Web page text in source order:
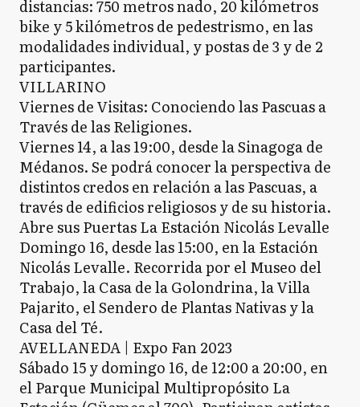
distancias: 750 metros nado, 20 kilómetros
bike y 5 kilómetros de pedestrismo, en las
modalidades individual, y postas de 3 y de 2
participantes.
VILLARINO
Viernes de Visitas: Conociendo las Pascuas a
Través de las Religiones.
Viernes 14, a las 19:00, desde la Sinagoga de
Médanos. Se podrá conocer la perspectiva de
distintos credos en relación a las Pascuas, a
través de edificios religiosos y de su historia.
Abre sus Puertas La Estación Nicolás Levalle
Domingo 16, desde las 15:00, en la Estación
Nicolás Levalle. Recorrida por el Museo del
Trabajo, la Casa de la Golondrina, la Villa
Pajarito, el Sendero de Plantas Nativas y la
Casa del Té.
AVELLANEDA | Expo Fan 2023
Sábado 15 y domingo 16, de 12:00 a 20:00, en
el Parque Municipal Multipropósito La